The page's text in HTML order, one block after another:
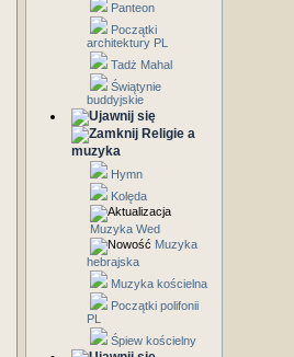
Panteon
Początki
architektury PL
Tadż Mahal
Świątynie
buddyjskie
Religie a
muzyka
Hymn
Kolęda
Muzyka Wed
Muzyka
hebrajska
Muzyka kościelna
Początki polifonii
PL
Śpiew kościelny